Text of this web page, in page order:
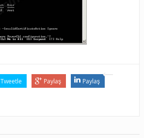
Tweetle Paylaş Paylaş